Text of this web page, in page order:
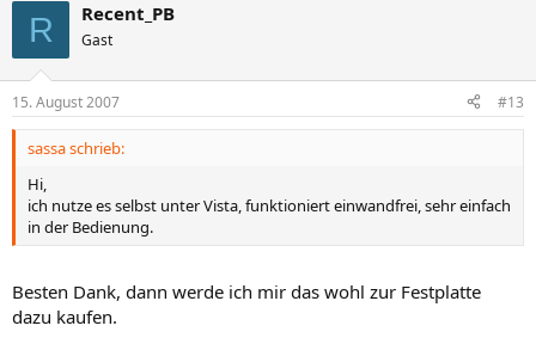
R Recent_PB
Gast
15. August 2007 #13
sassa schrieb:
Hi,
ich nutze es selbst unter Vista, funktioniert einwandfrei, sehr einfach
in der Bedienung.
Besten Dank, dann werde ich mir das wohl zur Festplatte
dazu kaufen.